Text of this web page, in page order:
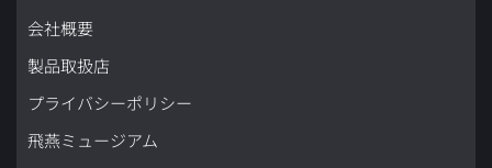
会社概要
製品取扱店
プライバシーポリシー
飛燕ミュージアム